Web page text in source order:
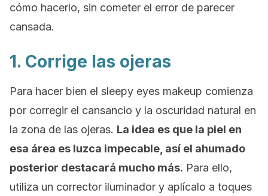
cómo hacerlo, sin cometer el error de parecer
cansada.
1. Corrige las ojeras
Para hacer bien el sleepy eyes makeup comienza
por corregir el cansancio y la oscuridad natural en
la zona de las ojeras. La idea es que la piel en
esa área es luzca impecable, así el ahumado
posterior destacará mucho más. Para ello,
utiliza un corrector iluminador y aplícalo a toques